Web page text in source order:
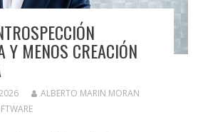
Y MENOS CREACIÓN
ALBERTO MARIN MORAN